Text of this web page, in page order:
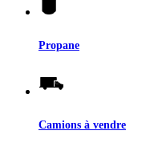
Propane
Camions à vendre